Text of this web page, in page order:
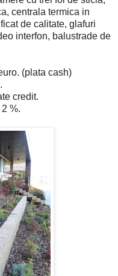
centrala termica in
de calitate, glafuri
interfon, balustrade de
(plata cash)
credit.
%.